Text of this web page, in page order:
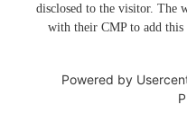
disclosed to the visitor. The
with their CMP to add
Powered by